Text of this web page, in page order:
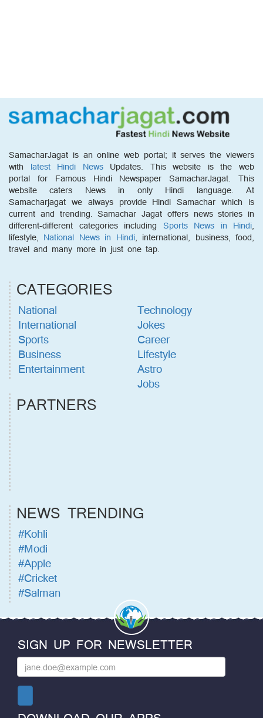
SamacharJagat is an online web portal; it serves the viewers
with latest Hindi NewsUpdates. This website is the web
portal for Famous Hindi Newspaper SamacharJagat. This
website caters News in only Hindi language. At
Samacharjagat we always provide Hindi Samachar which is
current and trending. Samachar Jagat offers news stories in
different-different categories including Sports News in Hindi,
lifestyle, National News in Hindi, international, business, food,
travel and many more in just one tap.
CATEGORIES
National
International
Sports
Business
Entertainment
Technology
Jokes
Career
Lifestyle
Astro
Jobs
PARTNERS
NEWS TRENDING
#Kohli
#Modi
#Apple
#Cricket
#Salman
SIGN UP FOR NEWSLETTER